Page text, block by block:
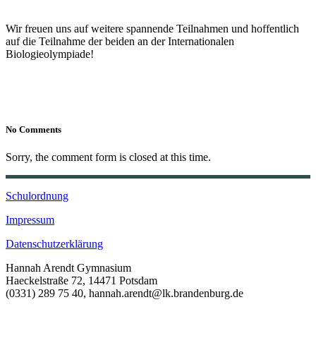
Wir freuen uns auf weitere spannende Teilnahmen und hoffentlich
auf die Teilnahme der beiden an der Internationalen
Biologieolympiade!
No Comments
Sorry, the comment form is closed at this time.
Schulordnung
Impressum
Datenschutzerklärung
Hannah Arendt Gymnasium
Haeckelstraße 72, 14471 Potsdam
(0331) 289 75 40, hannah.arendt@lk.brandenburg.de